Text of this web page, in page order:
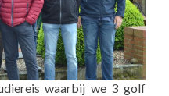
waarbij we 3 golf